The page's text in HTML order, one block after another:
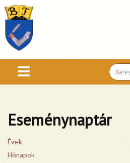
Search
...
Eseménynaptár
Évek
Hónapok